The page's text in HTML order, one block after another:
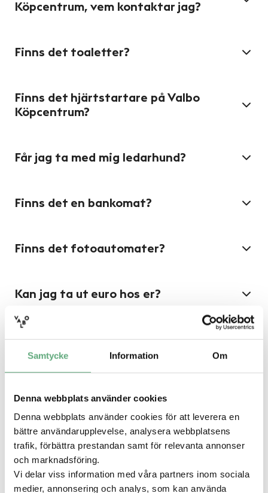
Samtycke Information Om
Denna webbplats använder cookies
Denna webbplats använder cookies för att leverera en
bättre användarupplevelse, analysera webbplatsens
trafik, förbättra prestandan samt för relevanta annonser
och marknadsföring.
Vi delar viss information med våra partners inom sociala
medier, annonsering och analys, som kan använda
Köpcentrum, vem kontaktar jag?
Finns det toaletter?
Finns det hjärtstartare på Valbo
Köpcentrum?
Får jag ta med mig ledarhund?
Finns det en bankomat?
Finns det fotoautomater?
Kan jag ta ut euro hos er?
Seniorer
Kan jag åka med buss till Valbo
Köpcentrum?
Finns det rullstolar att låna?